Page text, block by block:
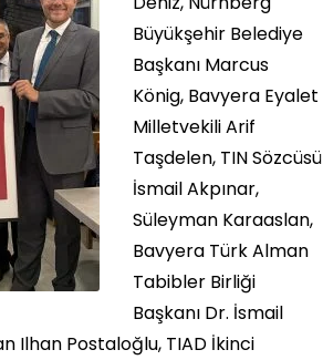
Büyükşehir Belediye
Başkanı Marcus
König, Bavyera Eyalet
Milletvekili Arif
Taşdelen, TIN Sözcüsü
İsmail Akpınar,
Süleyman Karaaslan,
Bavyera Türk Alman
Tabibler Birliği
Başkanı Dr. İsmail
Ilhan Postaloğlu, TIAD İkinci